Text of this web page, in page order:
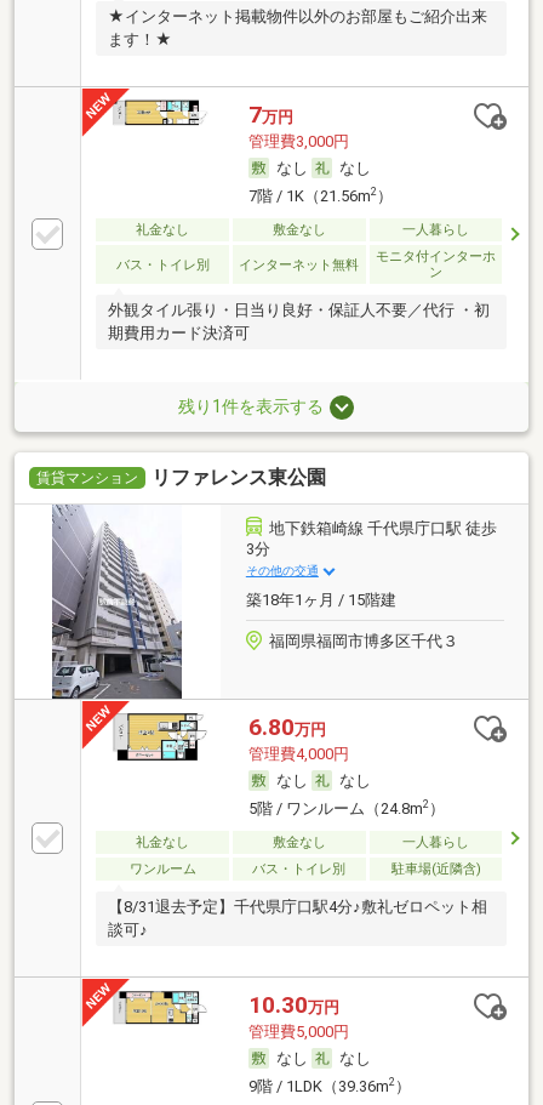
★インターネット掲載物件以外のお部屋もご紹介出来
ます！★
7万円
管理費3,000円
なし
なし
7階 / 1K（21.56m2）
礼金なし 敷金なし 一人暮らし
バス・トイレ別 インターネット無料
モニタ付インターホ
ン
外観タイル張り・日当り良好・保証人不要／代行 ・初
期費用カード決済可
残り1件を表示する
賃貸マンション リファレンス東公園
地下鉄箱崎線 千代県庁口駅 徒歩
3分
その他の交通
築18年1ヶ月 / 15階建
福岡県福岡市博多区千代３
6.80万円
管理費4,000円
なし
なし
5階 / ワンルーム（24.8m2）
礼金なし 敷金なし
一人暮らし
ワンルーム
バス・トイレ別 駐車場(近隣含)
【8/31退去予定】千代県庁口駅4分♪敷礼ゼロペット相
談可♪
10.30万円
管理費5,000円
なし
なし
9階 / 1LDK（39.36m2）